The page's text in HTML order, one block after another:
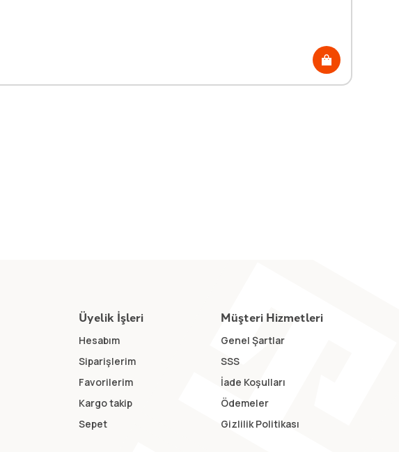
Üyelik İşleri
Hesabım
Siparişlerim
Favorilerim
Kargo takip
Sepet
Müşteri Hizmetleri
Genel Şartlar
SSS
İade Koşulları
Ödemeler
Gizlilik Politikası